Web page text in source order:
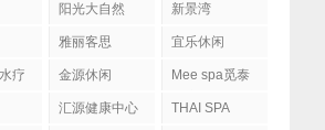
阳光大自然 新景湾
雅丽客思 宜乐休闲
疗 金源休闲
Mee spa觅泰
汇源健康中心 THAI SPA